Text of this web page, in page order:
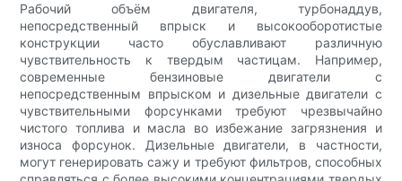
Рабочий объём двигателя, турбонаддув,
непосредственный впрыск и высокооборотистые
конструкции часто обуславливают различную
чувствительность к твердым частицам. Например,
современные бензиновые двигатели с
непосредственным впрыском и дизельные двигатели с
чувствительными форсунками требуют чрезвычайно
чистого топлива и масла во избежание загрязнения и
износа форсунок. Дизельные двигатели, в частности,
могут генерировать сажу и требуют фильтров, способных